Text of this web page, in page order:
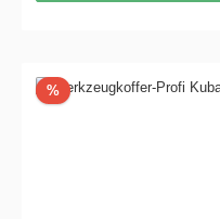
%Rabatt